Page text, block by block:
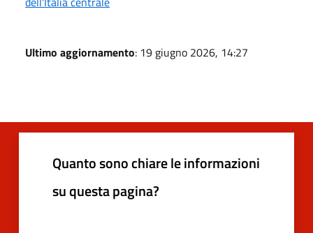
Ultimo aggiornamento: 19 giugno 2026, 14:27
Quanto sono chiare le informazioni
su questa pagina?